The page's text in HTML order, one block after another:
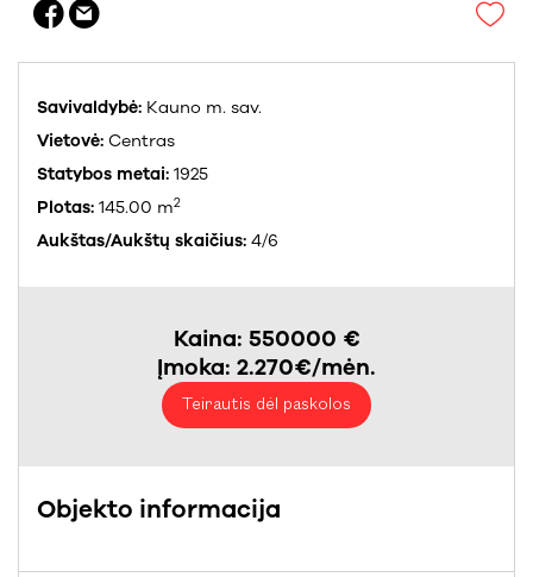
Savivaldybė: Kauno m. sav.
Vietovė: Centras
Statybos metai: 1925
Plotas: 145.00 m2
Aukštas/Aukštų skaičius: 4/6
Kaina: 550000 €
Įmoka: 2.270€/mėn.
Teirautis dėl paskolos
Objekto informacija